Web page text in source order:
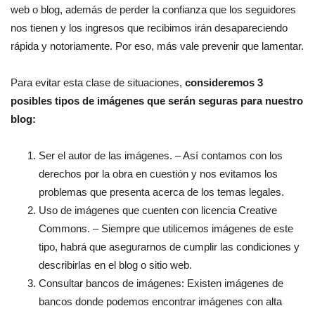
web o blog, además de perder la confianza que los seguidores
nos tienen y los ingresos que recibimos irán desapareciendo
rápida y notoriamente. Por eso, más vale prevenir que lamentar.
Para evitar esta clase de situaciones, consideremos 3
posibles tipos de imágenes que serán seguras para nuestro
blog:
Ser el autor de las imágenes. – Así contamos con los
derechos por la obra en cuestión y nos evitamos los
problemas que presenta acerca de los temas legales.
Uso de imágenes que cuenten con licencia Creative
Commons. – Siempre que utilicemos imágenes de este
tipo, habrá que asegurarnos de cumplir las condiciones y
describirlas en el blog o sitio web.
Consultar bancos de imágenes: Existen imágenes de
bancos donde podemos encontrar imágenes con alta